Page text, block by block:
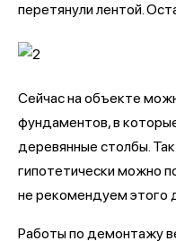
перетянули лентой.
Сейчас на объекте
фундаментов, в
деревянные столбы.
гипотетически можно
не рекомендуем этого
Работы по демонтажу